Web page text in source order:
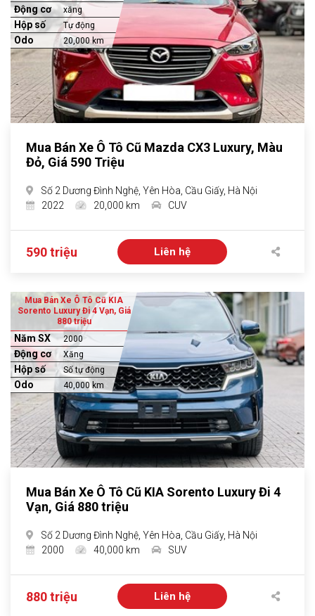
Động cơ xăng
Hộp số Tự động
Odo 20,000 km
Mua Bán Xe Ô Tô Cũ Mazda CX3 Luxury, Màu
Đỏ, Giá 590 Triệu
Số 2 Dương Đình Nghệ, Yên Hòa, Cầu Giấy, Hà Nội
2022
20,000 km CUV
590 triệu Liên hệ
Mua Bán Xe Ô Tô Cũ KIA
Sorento Luxury Đi 4 Vạn, Giá
880 triệu
Năm SX 2000
Động cơ Xăng
Hộp số Số tự động
Odo 40,000 km
Mua Bán Xe Ô Tô Cũ KIA Sorento Luxury Đi 4
Vạn, Giá 880 triệu
Số 2 Dương Đình Nghệ, Yên Hòa, Cầu Giấy, Hà Nội
2000
40,000 km SUV
880 triệu Liên hệ